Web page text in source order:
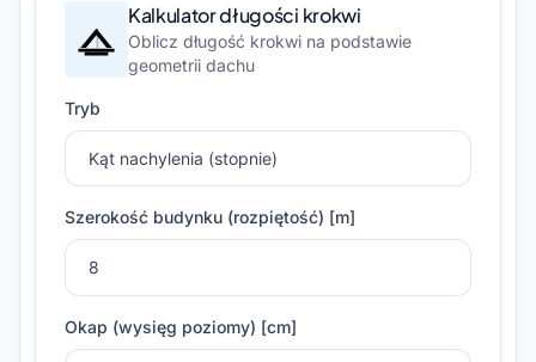
Kalkulator długości krokwi
Oblicz długość krokwi na podstawie
geometrii dachu
Tryb
Szerokość budynku (rozpiętość) [m]
Okap (wysięg poziomy) [cm]